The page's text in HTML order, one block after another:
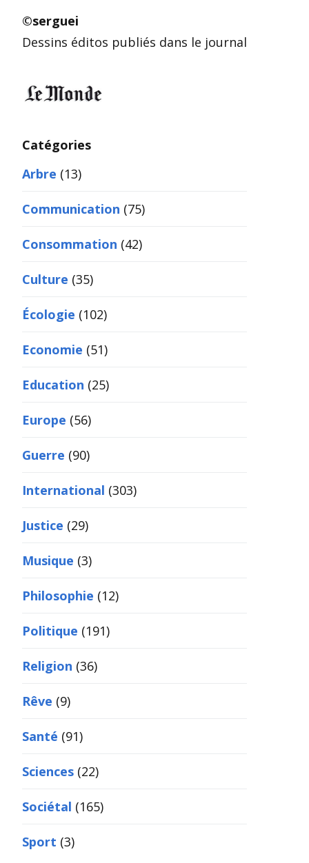
©serguei
Dessins éditos publiés dans le journal
Catégories
Arbre (13)
Communication (75)
Consommation (42)
Culture (35)
Écologie (102)
Economie (51)
Education (25)
Europe (56)
Guerre (90)
International (303)
Justice (29)
Musique (3)
Philosophie (12)
Politique (191)
Religion (36)
Rêve (9)
Santé (91)
Sciences (22)
Sociétal (165)
Sport (3)